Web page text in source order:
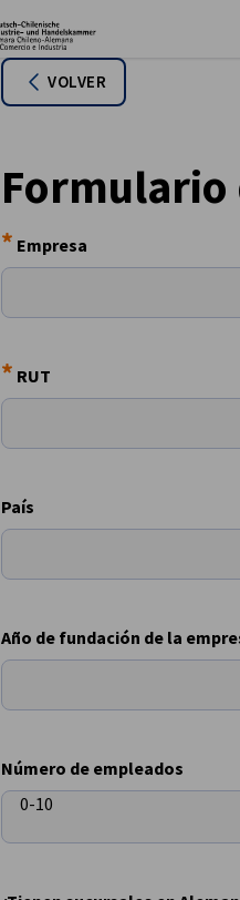
Spanish
VOLVER
Formulario
* Empresa
* RUT
País
Año de fundación de la
Número de empleados
0-10